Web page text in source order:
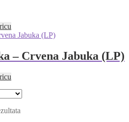
– Crvena Jabuka (LP)